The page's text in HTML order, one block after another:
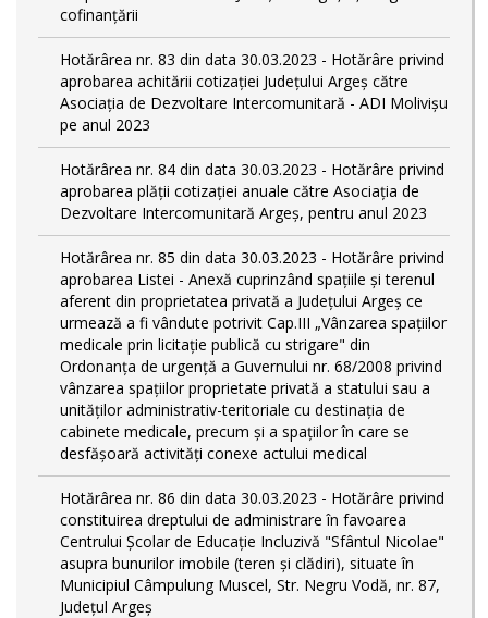
cofinanțării
Hotărârea nr. 83 din data 30.03.2023 - Hotărâre privind
aprobarea achitării cotizației Județului Argeș către
Asociația de Dezvoltare Intercomunitară - ADI Molivișu
pe anul 2023
Hotărârea nr. 84 din data 30.03.2023 - Hotărâre privind
aprobarea plății cotizației anuale către Asociația de
Dezvoltare Intercomunitară Argeș, pentru anul 2023
Hotărârea nr. 85 din data 30.03.2023 - Hotărâre privind
aprobarea Listei - Anexă cuprinzând spaţiile şi terenul
aferent din proprietatea privată a Judeţului Argeş ce
urmează a fi vândute potrivit Cap.III „Vânzarea spaţiilor
medicale prin licitaţie publică cu strigare" din
Ordonanța de urgență a Guvernului nr. 68/2008 privind
vânzarea spațiilor proprietate privată a statului sau a
unităților administrativ-teritoriale cu destinația de
cabinete medicale, precum și a spațiilor în care se
desfășoară activități conexe actului medical
Hotărârea nr. 86 din data 30.03.2023 - Hotărâre privind
constituirea dreptului de administrare în favoarea
Centrului Școlar de Educație Incluzivă "Sfântul Nicolae"
asupra bunurilor imobile (teren și clădiri), situate în
Municipiul Câmpulung Muscel, Str. Negru Vodă, nr. 87,
Județul Argeș